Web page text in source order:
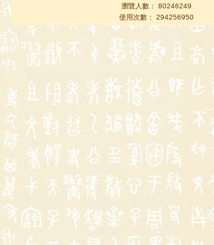
瀏覽人數： 80246249
使用次數： 294256950